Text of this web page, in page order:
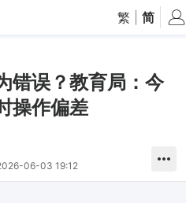
繁 简
错误？教育局：今
操作偏差
06-03 19:12